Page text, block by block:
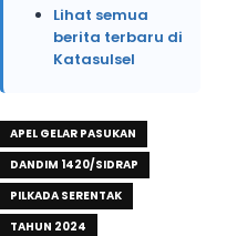
Lihat semua
berita terbaru di
Katasulsel
APEL GELAR PASUKAN
DANDIM 1420/SIDRAP
PILKADA SERENTAK
TAHUN 2024